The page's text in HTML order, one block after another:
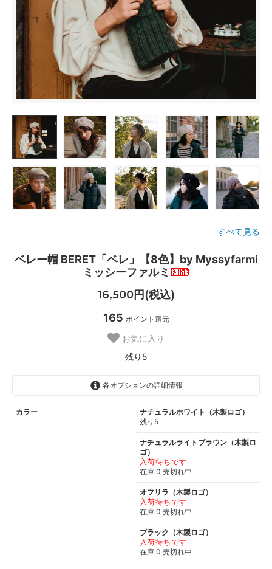
すべて見る
ベレー帽 BERET「ベレ」【8色】by Myssyfarmi
ミッシーファルミ
16,500円(税込)
165 ポイント還元
お気に入り
残り5
各オプションの詳細情報
カラー
ナチュラルホワイト（木製ロゴ）
残り5
ナチュラルライトブラウン（木製ロ
ゴ）
入荷待ちです
在庫 0 売切れ中
オフリラ（木製ロゴ）
入荷待ちです
在庫 0 売切れ中
ブラック（木製ロゴ）
入荷待ちです
在庫 0 売切れ中